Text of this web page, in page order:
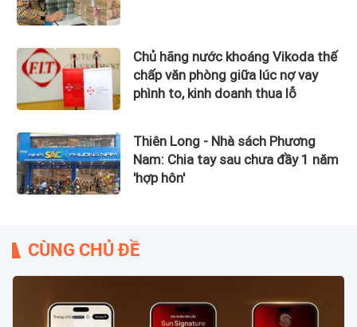
Chủ hãng nước khoáng Vikoda thế
chấp văn phòng giữa lúc nợ vay
phình to, kinh doanh thua lỗ
Thiên Long - Nhà sách Phương
Nam: Chia tay sau chưa đầy 1 năm
'hợp hôn'
CÙNG CHỦ ĐỀ